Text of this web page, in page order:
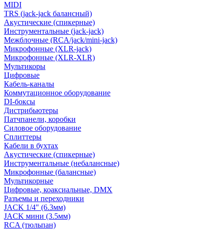
MIDI
TRS (jack-jack балансный)
Акустические (спикерные)
Инструментальные (jack-jack)
Межблочные (RCA/jack/mini-jack)
Микрофонные (XLR-jack)
Микрофонные (XLR-XLR)
Мультикоры
Цифровые
Кабель-каналы
Коммутационное оборудование
DI-боксы
Дистрибьютеры
Патчпанели, коробки
Силовое оборудование
Сплиттеры
Кабели в бухтах
Акустические (спикерные)
Инструментальные (небалансные)
Микрофонные (балансные)
Мультикорные
Цифровые, коаксиальные, DMX
Разъемы и переходники
JACK 1/4" (6.3мм)
JACK мини (3.5мм)
RCA (тюльпан)